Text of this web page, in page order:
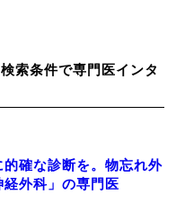
検索条件で専門医インタ
確な診断を。物忘れ外
外科」の専門医